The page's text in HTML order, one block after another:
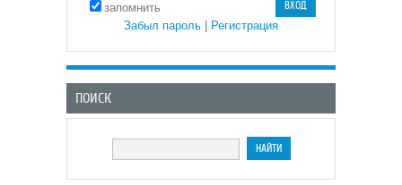
запомнить
Забыл пароль
Регистрация
ПОИСК